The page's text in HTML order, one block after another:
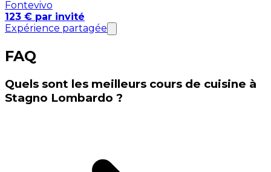
Fontevivo
123 € par invité
Expérience partagée
FAQ
Quels sont les meilleurs cours de cuisine à
Stagno Lombardo ?